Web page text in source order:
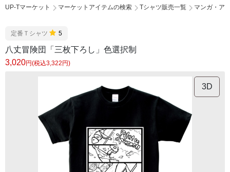
UP-Tマーケット マーケットアイテムの検索 Tシャツ販売一覧 マンガ・ア
定番Ｔシャツ 5
八丈冒険団「三枚下ろし」色選択制
3,020円(税込3,322円)
3D